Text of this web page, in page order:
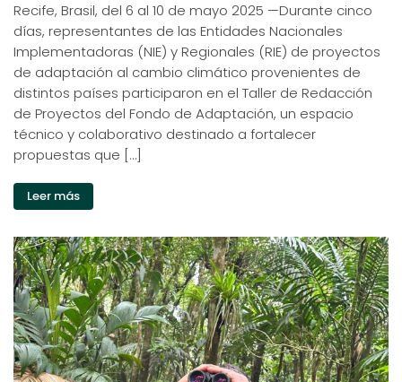
Recife, Brasil, del 6 al 10 de mayo 2025 —Durante cinco
días, representantes de las Entidades Nacionales
Implementadoras (NIE) y Regionales (RIE) de proyectos
de adaptación al cambio climático provenientes de
distintos países participaron en el Taller de Redacción
de Proyectos del Fondo de Adaptación, un espacio
técnico y colaborativo destinado a fortalecer
propuestas que […]
Leer más